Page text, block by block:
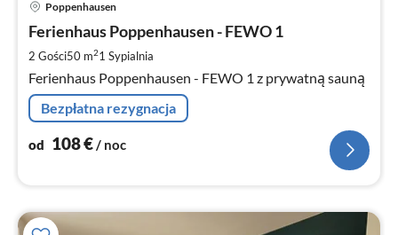
Poppenhausen
Ferienhaus Poppenhausen - FEWO 1
2 Gości50 m21 Sypialnia
Ferienhaus Poppenhausen - FEWO 1 z prywatną sauną
Bezpłatna rezygnacja
od 108€/ noc